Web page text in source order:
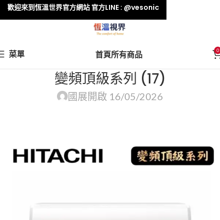
菜單 首頁所有商品 0
變頻頂級系列 (17)
國展開啟 16/05/2026
歡迎來到恆溫世界官方網站 官方LINE : @vesonic